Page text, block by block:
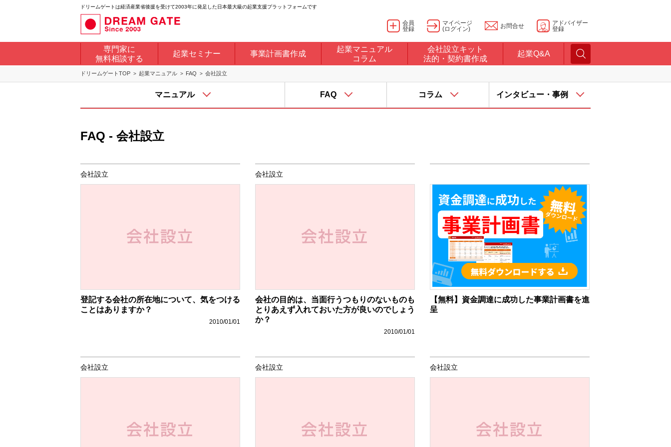
ドリームゲートは経済産業省後援を受けて2003年に発足した日本最大級の起業支援プラットフォームです
会員
登録
マイページ
(ログイン)
お問合せ
アドバイザー
登録
専門家に
無料相談する
起業セミナー 事業計画書作成
起業マニュアル
コラム
会社設立キット
法的・契約書作成
起業Q&A
ドリームゲートTOP 起業マニュアル FAQ 会社設立
マニュアル FAQ コラム インタビュー・事例
FAQ - 会社設立
会社設立
登記する会社の所在地について、気をつける
ことはありますか？
2010/01/01
会社設立
会社の目的は、当面行うつもりのないものも
とりあえず入れておいた方が良いのでしょう
か？
2010/01/01
【無料】資金調達に成功した事業計画書を進
呈
会社設立 会社設立 会社設立